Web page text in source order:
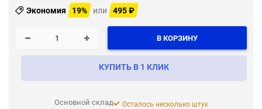
Экономия 19% или 495₽
В КОРЗИНУ
КУПИТЬ В 1 КЛИК
Основной склад Осталось несколько штук